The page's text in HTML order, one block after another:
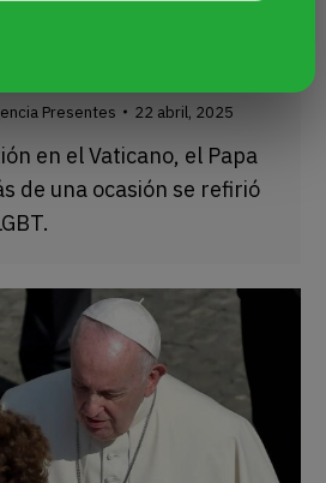
Presentes 22 abril, 2025
en el Vaticano, el Papa
de una ocasión se refirió